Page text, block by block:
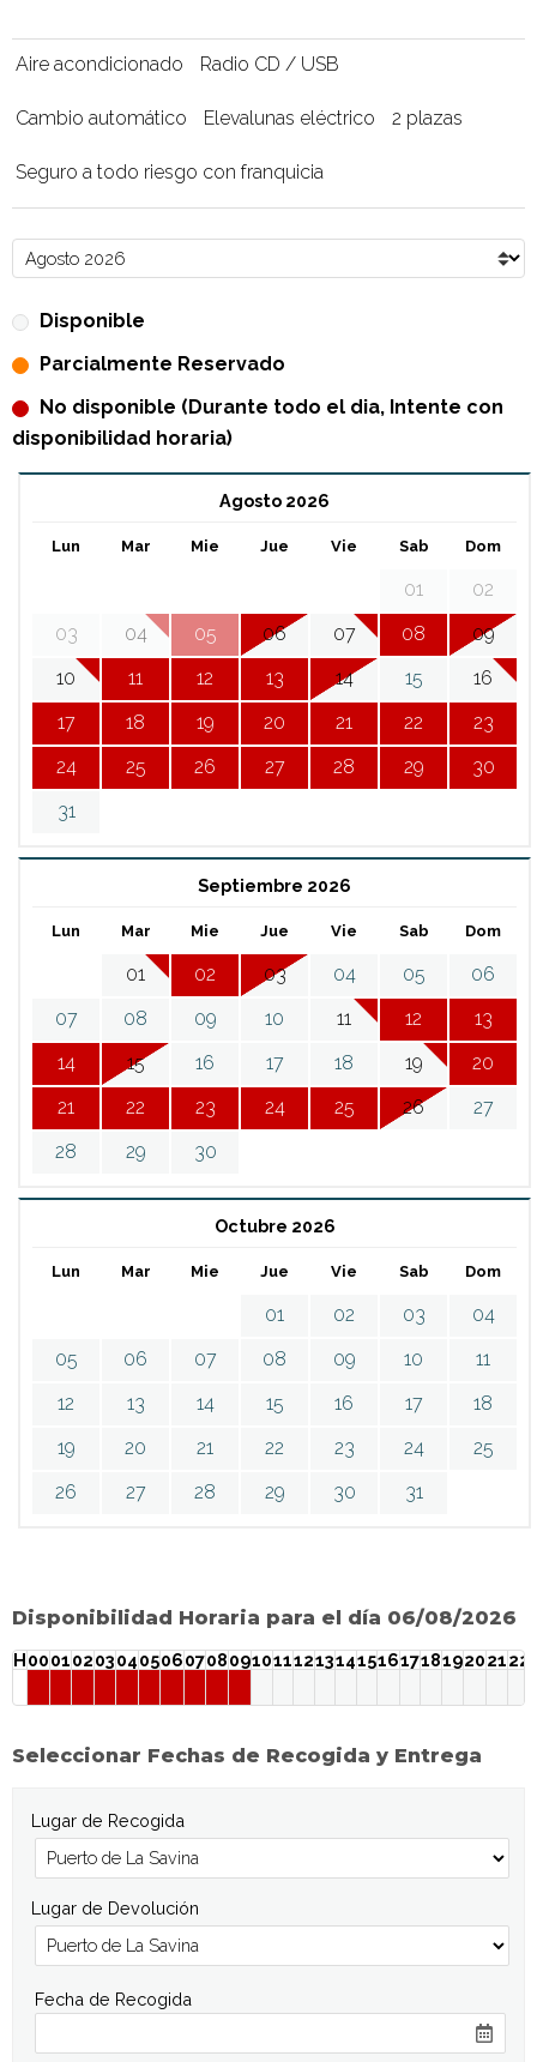
Aire acondicionado Radio CD / USB
Cambio automático Elevalunas eléctrico 2 plazas
Seguro a todo riesgo con franquicia
Disponible
Parcialmente Reservado
No disponible (Durante todo el dia, Intente con
disponibilidad horaria)
Agosto 2026
Lun Mar Mie Jue Vie Sab Dom
01
02
03
04 05 06 07 08
09
10
11 12 13 14 15
16
17
18 19 20 21 22
23
24
25 26 27 28 29
30
31
Septiembre 2026
Lun Mar Mie Jue Vie Sab Dom
01 02 03 04 05
06
07
08 09 10 11 12
13
14
15 16 17 18 19
20
21
22 23 24 25 26
27
28
29 30
Octubre 2026
Lun Mar Mie Jue Vie Sab Dom
01 02 03
04
05
06 07 08 09 10
11
12
13 14 15 16 17
18
19
20 21 22 23 24
25
26
27 28 29 30 31
Disponibilidad Horaria para el día 06/08/2026
H0001020304050607080910111213141516171819202122
Seleccionar Fechas de Recogida y Entrega
Lugar de Recogida
Lugar de Devolución
Fecha de Recogida